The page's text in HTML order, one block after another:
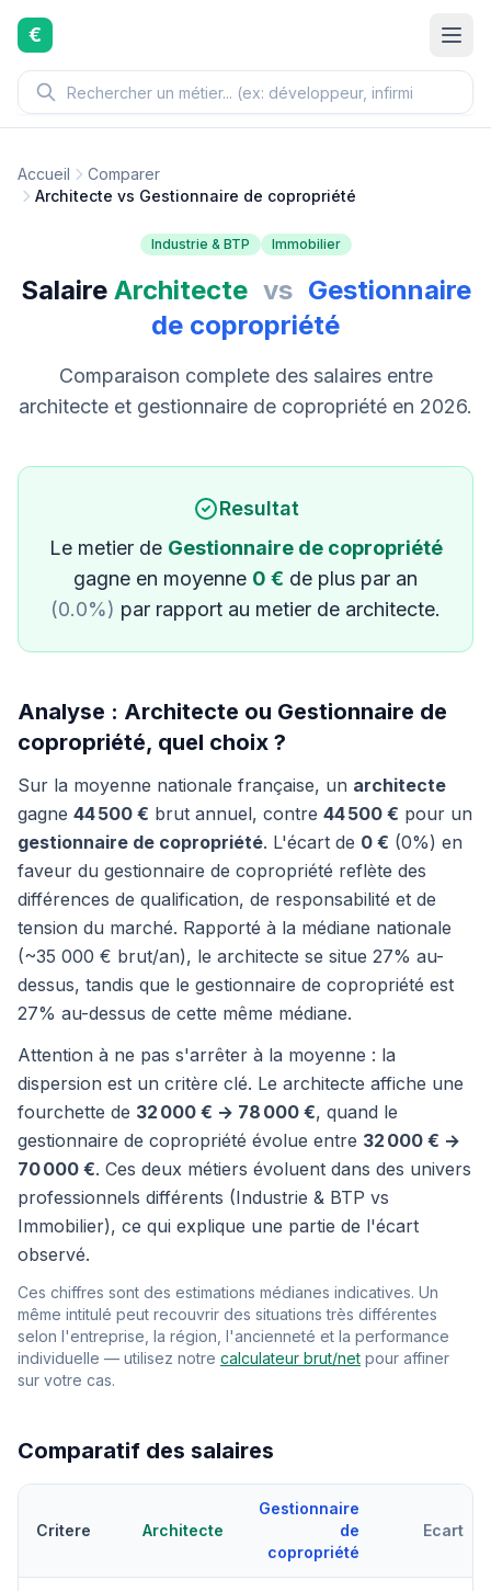
Aller au contenu principal
€
Accueil
Comparer
Architecte vs Gestionnaire de copropriété
Industrie & BTP Immobilier
Salaire Architecte vs Gestionnaire
de copropriété
Comparaison complete des salaires entre
architecte et gestionnaire de copropriété en 2026.
Resultat
Le metier de Gestionnaire de copropriété
gagne en moyenne 0 € de plus par an
(0.0%) par rapport au metier de architecte.
Analyse : Architecte ou Gestionnaire de
copropriété, quel choix ?
Sur la moyenne nationale française, un architecte
gagne 44 500 € brut annuel, contre 44 500 € pour un
gestionnaire de copropriété. L'écart de 0 € (0%) en
faveur du gestionnaire de copropriété reflète des
différences de qualification, de responsabilité et de
tension du marché. Rapporté à la médiane nationale
(~35 000 € brut/an), le architecte se situe 27% au-
dessus, tandis que le gestionnaire de copropriété est
27% au-dessus de cette même médiane.
Attention à ne pas s'arrêter à la moyenne : la
dispersion est un critère clé. Le architecte affiche une
fourchette de 32 000 € → 78 000 €, quand le
gestionnaire de copropriété évolue entre 32 000 € →
70 000 €. Ces deux métiers évoluent dans des univers
professionnels différents (Industrie & BTP vs
Immobilier), ce qui explique une partie de l'écart
observé.
Ces chiffres sont des estimations médianes indicatives. Un
même intitulé peut recouvrir des situations très différentes
selon l'entreprise, la région, l'ancienneté et la performance
individuelle — utilisez notre calculateur brut/net pour affiner
sur votre cas.
Comparatif des salaires
Critere Architecte
Gestionnaire
de
copropriété
Ecart